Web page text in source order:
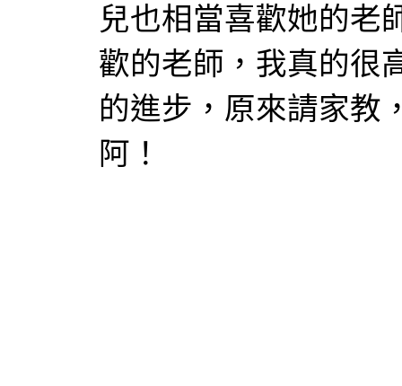
兒也相當喜歡她的老
歡的老師，我真的很
的進步，原來請家教
阿！